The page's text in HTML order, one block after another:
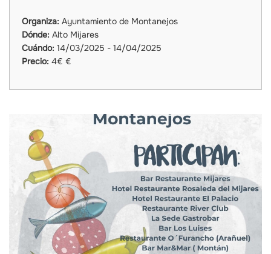
Organiza: Ayuntamiento de Montanejos
Dónde: Alto Mijares
Cuándo: 14/03/2025 - 14/04/2025
Precio: 4€ €